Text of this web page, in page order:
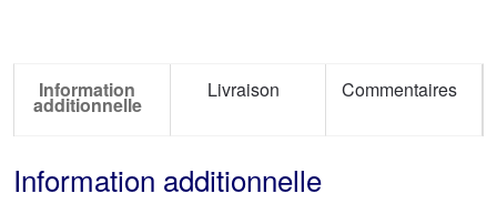
Information
additionnelle
Livraison Commentaires
Information additionnelle